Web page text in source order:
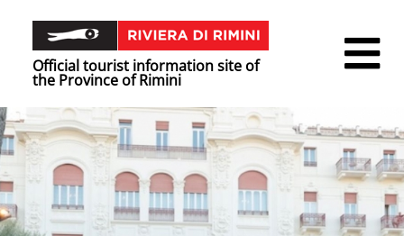
Official tourist information site of
the Province of Rimini